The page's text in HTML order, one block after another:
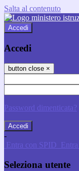
Salta al contenuto
Accedi
Accedi
button close ×
Password dimenticata?
-
Entra con SPID
Seleziona utente